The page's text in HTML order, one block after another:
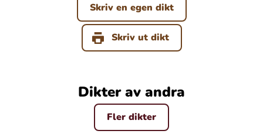
Skriv en egen dikt
Skriv ut dikt
Dikter av andra
Fler dikter